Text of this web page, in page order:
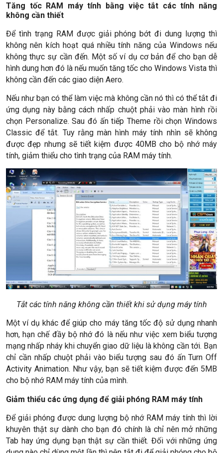
Tăng tốc RAM máy tính bằng việc tắt các tính năng
không cần thiết
Để tình trạng RAM được giải phóng bớt đi dung lượng thì
không nên kích hoạt quá nhiều tính năng của Windows nếu
không thực sự cần đến. Một số ví dụ cơ bản để cho bạn dễ
hình dung hơn đó là nếu muốn tăng tốc cho Windows Vista thì
không cần đến các giao diện Aero.
Nếu như bạn có thể làm việc mà không cần nó thì có thể tắt đi
ứng dụng này bằng cách nhấp chuột phải vào màn hình rồi
chọn Personalize. Sau đó ấn tiếp Theme rồi chọn Windows
Classic để tắt. Tuy rằng màn hình máy tính nhìn sẽ không
được đẹp nhưng sẽ tiết kiệm được 40MB cho bộ nhớ máy
tính, giảm thiểu cho tình trạng của RAM máy tính.
Tắt các tính năng không cần thiết khi sử dụng máy tính
Một ví dụ khác để giúp cho máy tăng tốc độ sử dụng nhanh
hơn, hạn chế đầy bộ nhớ đó là nếu như việc xem biểu tượng
mạng nhấp nháy khi chuyển giao dữ liệu là không cần tới. Bạn
chỉ cần nhấp chuột phải vào biểu tượng sau đó ấn Turn Off
Activity Animation. Như vậy, bạn sẽ tiết kiệm được đến 5MB
cho bộ nhớ RAM máy tính của mình.
Giảm thiểu các ứng dụng để giải phóng RAM máy tính
Để giải phóng được dung lượng bộ nhớ RAM máy tính thì lời
khuyên thật sự dành cho bạn đó chính là chỉ nên mở những
Tab hay ứng dụng bạn thật sự cần thiết. Đối với những ứng